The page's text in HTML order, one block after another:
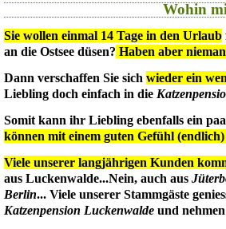
Wohin
Sie wollen einmal 14 Tage in den Urlaub
an die Ostsee düsen? Haben aber
Dann verschaffen Sie sich wieder ein
Liebling doch einfach in die
Somit kann ihr Liebling ebenfalls ein
können mit einem guten Gefühl
Viele unserer langjährigen Kunden
aus Luckenwalde...Nein, auch aus
Berlin... Viele unserer Stammgäste
Katzenpension Luckenwalde und